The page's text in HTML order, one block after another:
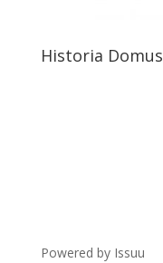
Historia Domus
Powered by Issuu